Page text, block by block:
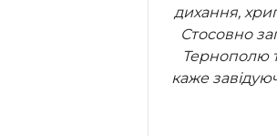
дихання,
Стосовно
Тернополю
каже